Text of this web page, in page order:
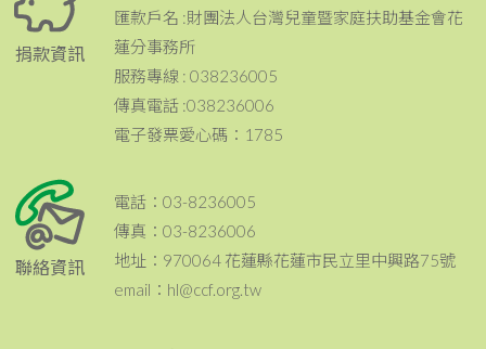
捐款資訊
匯款戶名 :財團法人台灣兒童暨家庭扶助基金會花
蓮分事務所
服務專線 : 038236005
傳真電話 :038236006
電子發票愛心碼：1785
聯絡資訊
電話：03-8236005
傳真：03-8236006
地址：970064 花蓮縣花蓮市民立里中興路75號
email：hl@ccf.org.tw